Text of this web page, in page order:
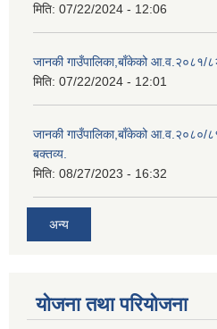
मिति: 07/22/2024 - 12:06
जानकी गाउँपालिका,बाँकेको आ.व.२०८१/
मिति: 07/22/2024 - 12:01
जानकी गाउँपालिका,बाँकेको आ.व.२०८०/
बक्तव्य.
मिति: 08/27/2023 - 16:32
अन्य
योजना तथा परियोजना